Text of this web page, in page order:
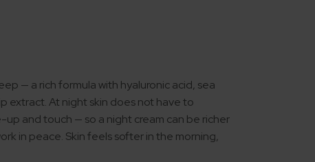
— a rich formula with hyaluronic acid, sea
extract. At night skin does not have to
and touch — so a night cream can be richer
in peace. Skin feels softer in the morning,